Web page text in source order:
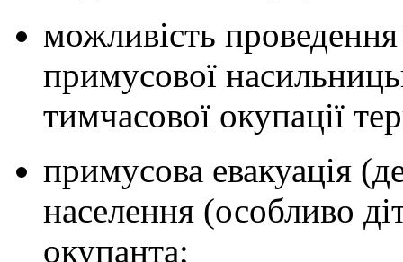
можливість
примусової
тимчасової окупації
примусова евакуація
населення (особливо
окупанта;